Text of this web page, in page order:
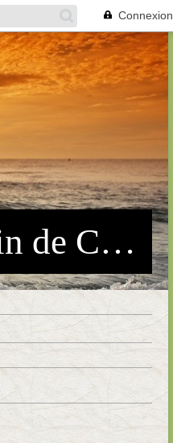
Connexion
Association des Pêcheurs Arles-St Martin de Crau (APASMC)